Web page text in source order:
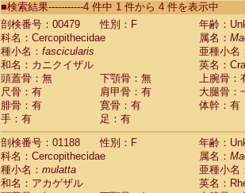
CebidaeSaguinus labiatus(0)
Cebidae Saguinus leucopus (0)
CebidaeSaguinus midas
CebidaeSaguinus mystax
CebidaeSaguinus nigricollis (1)
Cebidae Saguinus oedipus
Cebidae Saguinus weddelli
Cebidae Saguinusspp.
Cebidae Aotus trivirgatus
Cebidae Cebus albifrons
CebidaeCebus apella
Cebidae
CebidaeCebus nigrivittatus
■検索結果-----------4 件中 1 件から 4 件を表示中
剖検番号：00479
性別：F
年齢：
科名：Cercopithecidae
属名：
種小名： fascicularis
亜種小名
和名：カニクイザル
英名：
頭蓋骨：無
下顎骨：無
上腕骨：
尺骨：有
肩甲骨：有
大腿骨：
腓骨：有
寛骨：有
体幹：有
手：有
足：有
剖検番号：01188
性別：F
年齢：
科名：Cercopithecidae
属名：
種小名： mulatta
亜種小名
和名：アカゲザル
英名：